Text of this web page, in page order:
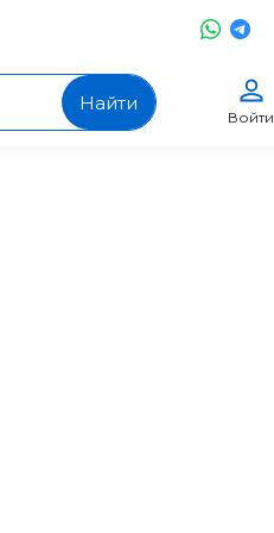
Найти
Войти